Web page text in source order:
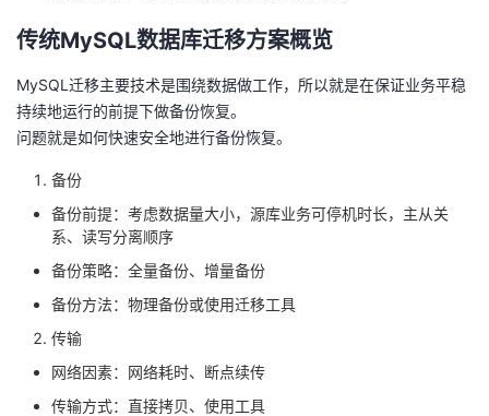
传统MySQL数据库迁移方案概览
MySQL迁移主要技术是围绕数据做工作，所以就是在保证业务平稳
持续地运行的前提下做备份恢复。
问题就是如何快速安全地进行备份恢复。
备份
备份前提：考虑数据量大小，源库业务可停机时长，主从关
系、读写分离顺序
备份策略：全量备份、增量备份
备份方法：物理备份或使用迁移工具
传输
网络因素：网络耗时、断点续传
传输方式：直接拷贝、使用工具